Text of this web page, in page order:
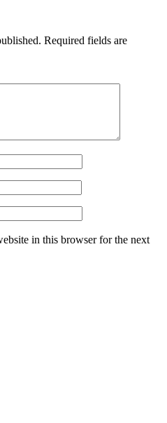
Required fields are
in this browser for the next